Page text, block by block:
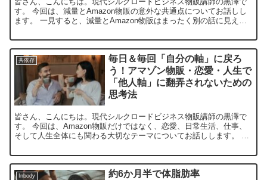
す。 今回は、減量とAmazon物販の意外な共通点についてお話しし
ます。 一見すると、減量とAmazon物販はまったく別の話に見える
共依存
毎日＆毎回「自分の軸」に戻ろ
う！アマゾン物販・恋愛・人生で
「他人軸」に翻弄されないための
思考法
皆さん、こんにちは。現代シルクロードビジネス物販講師の黒澤で
す。 今回は、Amazon物販だけではなく、恋愛、日常生活、仕事、
そして人生全体にも関わる大切なテーマについてお話しします。 そ
Inbody
約6か月半で体脂肪率